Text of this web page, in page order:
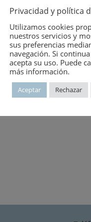
de
porcino.-
SE INCLUYEN
Privacidad y política
Utilizamos cookies
nuestros servicios y
sus preferencias
navegación. Si
acepta su uso. Puede
más información.
Aceptar Rechazar